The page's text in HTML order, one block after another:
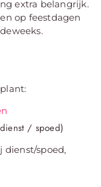
extra belangrijk.
op feestdagen
/ spoed)
dienst/spoed,